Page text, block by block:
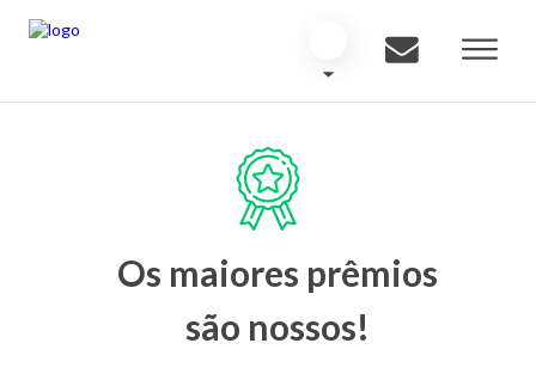
Os maiores prêmios
são nossos!